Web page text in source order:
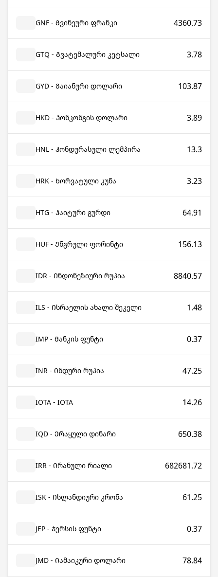
GNF - Გვინეური ფრანკი 4360.73
GTQ - Გვატემალური კეტსალი 3.78
GYD - Გაიანური დოლარი 103.87
HKD - Ჰონკონგის დოლარი 3.89
HNL - Ჰონდურასული ლემპირა 13.3
HRK - Ხორვატული კუნა 3.23
HTG - Ჰაიტური გურდი 64.91
HUF - Უნგრული ფორინტი 156.13
IDR - Ინდონეზიური რუპია 8840.57
ILS - Ისრაელის ახალი შეკელი 1.48
IMP - Მანკის ფუნტი 0.37
INR - Ინდური რუპია 47.25
IOTA - IOTA 14.26
IQD - Ერაყული დინარი 650.38
IRR - Ირანული რიალი 682681.72
ISK - Ისლანდიური კრონა 61.25
JEP - Ჯერსის ფუნტი 0.37
JMD - Იამაიკური დოლარი 78.84